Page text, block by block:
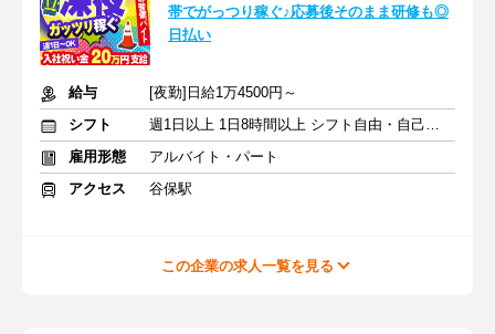
帯でがっつり稼ぐ♪応募後そのまま研修も◎
日払い
給与
[夜勤]日給1万4500円～
シフト
週1日以上 1日8時間以上 シフト自由・自己申告
雇用形態
アルバイト・パート
アクセス
谷保駅
この企業の求人一覧を見る